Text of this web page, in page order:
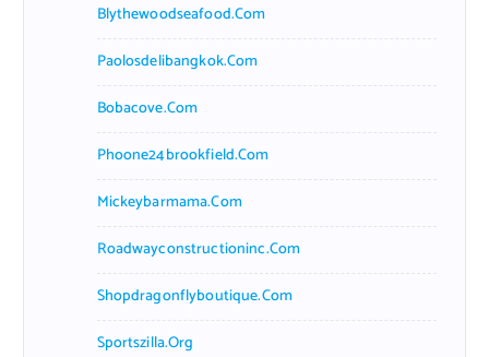
Blythewoodseafood.com
Paolosdelibangkok.com
Bobacove.com
Phoone24brookfield.com
Mickeybarmama.com
Roadwayconstructioninc.com
Shopdragonflyboutique.com
Sportszilla.org